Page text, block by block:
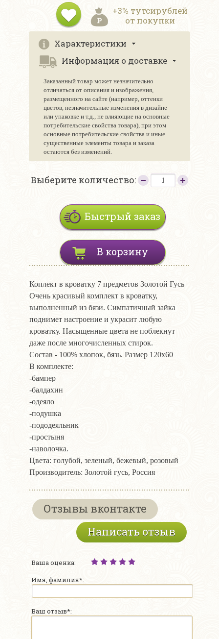
+3% тутсирублей
от покупки
Характеристики
Информация о доставке
Заказанный товар может незначительно
отличаться от описания и изображения,
размещенного на сайте (например, оттенки
цветов, незначительные изменения в дизайне
или упаковке и т.д., не влияющие на основные
потребительские свойства товара), при этом
основные потребительские свойства и иные
существенные элементы товара и заказа
остаются без изменений.
Выберите количество:
Быстрый заказ
В корзину
Коплект в кроватку 7 предметов Золотой Гусь
Очень красивый комплект в кроватку,
выполненный из бязи. Симпатичный зайка
поднимет настроение и украсит любую
кроватку. Насыщенные цвета не поблекнут
даже после многочисленных стирок.
Состав - 100% хлопок, бязь. Размер 120х60
В комплекте:
-бампер
-балдахин
-одеяло
-подушка
-пододеяльник
-простыня
-наволочка.
Цвета: голубой, зеленый, бежевый, розовый
Производитель: Золотой гусь, Россия
Отзывы вконтакте
Написать отзыв
Ваша оценка:
Имя, фамилия*:
Ваш отзыв*: